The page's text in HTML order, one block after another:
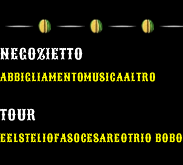
NEGOZIETTO
ABBIGLIAMENTOMUSICAALTRO
TOUR
EELSTELIOFASOCESAREOTRIO BOBO